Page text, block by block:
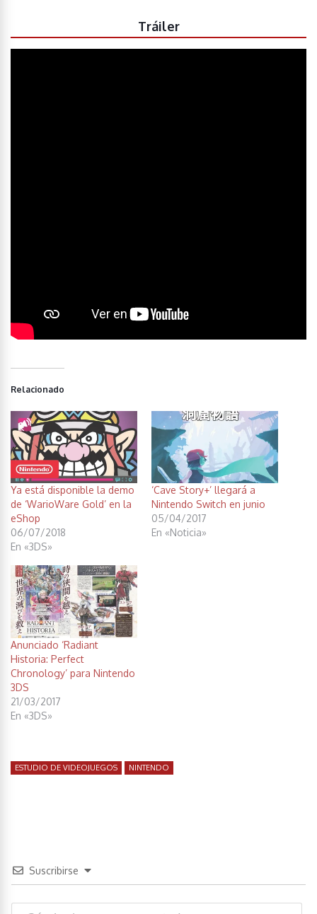
Tráiler
Relacionado
Ya está disponible la demo
de ‘WarioWare Gold’ en la
eShop
06/07/2018
En «3DS»
‘Cave Story+’ llegará a
Nintendo Switch en junio
05/04/2017
En «Noticia»
Anunciado ‘Radiant
Historia: Perfect
Chronology’ para Nintendo
3DS
21/03/2017
En «3DS»
ESTUDIO DE VIDEOJUEGOS NINTENDO
Suscribirse